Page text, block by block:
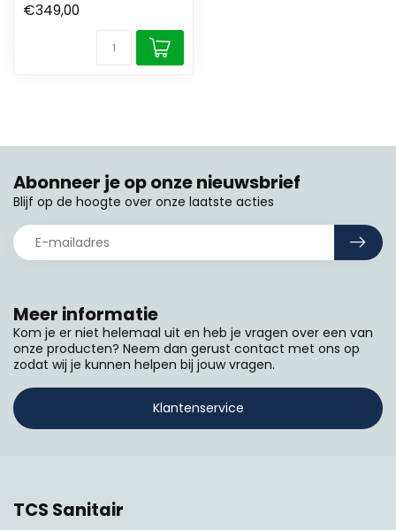
€349,00
Meer informatie
Kom je er niet helemaal uit en heb je vragen over een van
onze producten? Neem dan gerust contact met ons op
zodat wij je kunnen helpen bij jouw vragen.
Klantenservice
Abonneer je op onze nieuwsbrief
Blijf op de hoogte over onze laatste acties
TCS Sanitair